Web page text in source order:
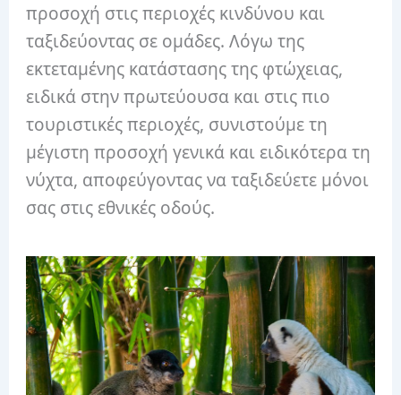
προσοχή στις περιοχές κινδύνου και
ταξιδεύοντας σε ομάδες. Λόγω της
εκτεταμένης κατάστασης της φτώχειας,
ειδικά στην πρωτεύουσα και στις πιο
τουριστικές περιοχές, συνιστούμε τη
μέγιστη προσοχή γενικά και ειδικότερα τη
νύχτα, αποφεύγοντας να ταξιδεύετε μόνοι
σας στις εθνικές οδούς.